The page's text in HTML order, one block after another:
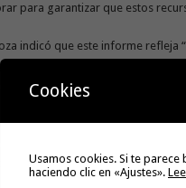
para garantizar que estos
indicó que este informe refleja
también con la buena gestión de
el ejercicio 2021, los
alcanzaron los 1.749,5
ese año”.
Cookies
Usamos cookies. Si te
haciendo clic en «Ajustes».